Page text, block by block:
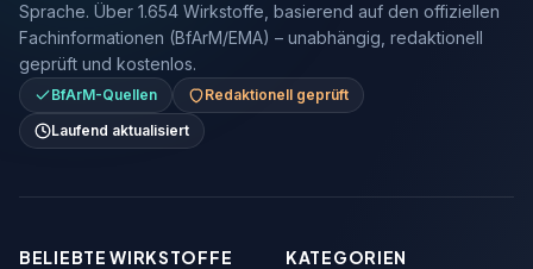
Sprache. Über 1.654 Wirkstoffe, basierend auf den offiziellen
Fachinformationen (BfArM/EMA) – unabhängig, redaktionell
geprüft und kostenlos.
BfArM-Quellen
Redaktionell geprüft
Laufend aktualisiert
BELIEBTE WIRKSTOFFE KATEGORIEN